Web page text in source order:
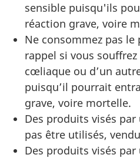
sensible puisqu'ils
réaction grave, voire
Ne consommez pas
rappel si vous
cœliaque ou d’un
puisqu’il pourrait
grave, voire mortelle.
Des produits visés
pas être utilisés,
Des produits visés